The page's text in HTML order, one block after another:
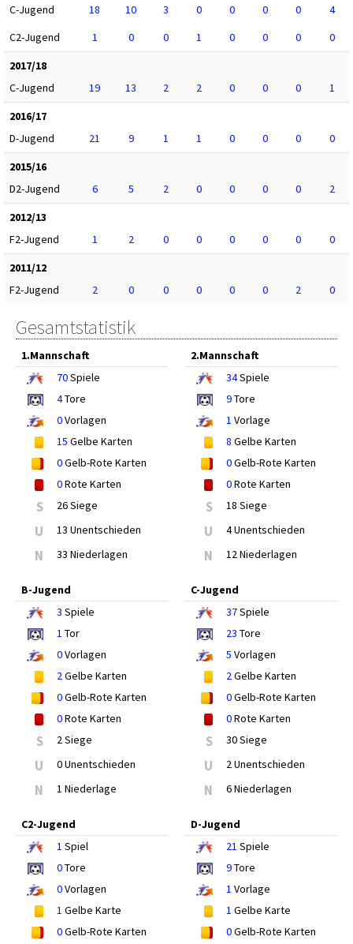
C-Jugend
18 10 3 0 0 0 0
4
C2-Jugend
1 0 0 1 0 0 0
0
2017/18
C-Jugend
19 13 2 2 0 0 0
1
2016/17
D-Jugend
21 9 1 1 0 0 0
0
2015/16
D2-Jugend
6 5 2 0 0 0 0
2
2012/13
F2-Jugend
1 2 0 0 0 0 0
0
2011/12
F2-Jugend
2 0 0 0 0 0 2 0
Gesamtstatistik
1.Mannschaft
70Spiele
4Tore
0Vorlagen
15 Gelbe Karten
0Gelb-Rote Karten
0Rote Karten
S 26 Siege
U 13 Unentschieden
N 33 Niederlagen
2.Mannschaft
34Spiele
9Tore
1 Vorlage
8 Gelbe Karten
0Gelb-Rote Karten
0Rote Karten
S 18 Siege
U 4 Unentschieden
N 12 Niederlagen
B-Jugend
3 Spiele
1 Tor
0Vorlagen
2Gelbe Karten
0Gelb-Rote Karten
0Rote Karten
S 2 Siege
U 0 Unentschieden
N 1 Niederlage
C-Jugend
37Spiele
23 Tore
5 Vorlagen
2Gelbe Karten
0Gelb-Rote Karten
0Rote Karten
S 30 Siege
U 2 Unentschieden
N 6 Niederlagen
C2-Jugend
1 Spiel
0Tore
0Vorlagen
1 Gelbe Karte
0Gelb-Rote Karten
D-Jugend
21 Spiele
9Tore
1 Vorlage
1 Gelbe Karte
0Gelb-Rote Karten